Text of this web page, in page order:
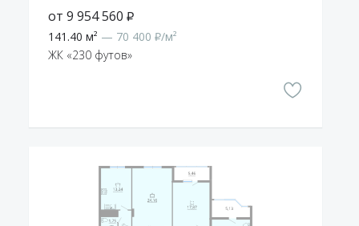
от 9 954 560 ₽
141.40 м² — 70 400 ₽/м²
ЖК «230 футов»